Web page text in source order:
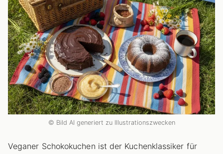
© Bild AI generiert zu Illustrationszwecken
Veganer Schokokuchen ist der Kuchenklassiker für